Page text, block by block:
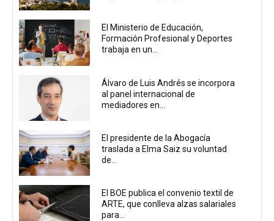
El Ministerio de Educación,
Formación Profesional y Deportes
trabaja en un...
Álvaro de Luis Andrés se incorpora
al panel internacional de
mediadores en...
El presidente de la Abogacía
traslada a Elma Saiz su voluntad
de...
El BOE publica el convenio textil de
ARTE, que conlleva alzas salariales
para...